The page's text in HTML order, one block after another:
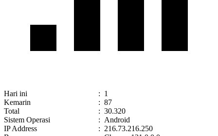
Hari ini : 1
Kemarin
: 87
Total
: 30.320
Sistem Operasi
: Android
IP Address
: 216.73.216.250